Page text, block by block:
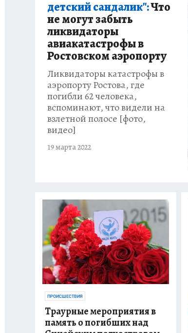
детский сандалик":Что
не могут забыть
ликвидаторы
авиакатастрофы в
Ростовском аэропорту
Ликвидаторы катастрофы в
аэропорту Ростова, где
погибли 62 человека,
вспоминают, что видели на
взлетной полосе [фото,
видео]
19 марта 2022
ПРОИСШЕСТВИЯ
Траурные мероприятия в
память о погибших над